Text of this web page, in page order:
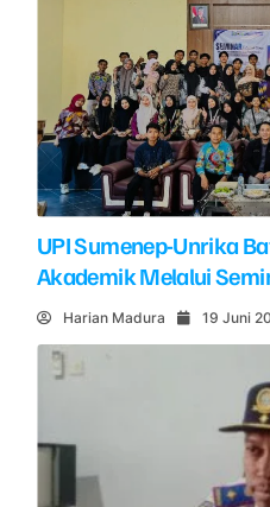
UPI Sumenep-Unrika
Akademik Melalui
Harian Madura 19 Juni